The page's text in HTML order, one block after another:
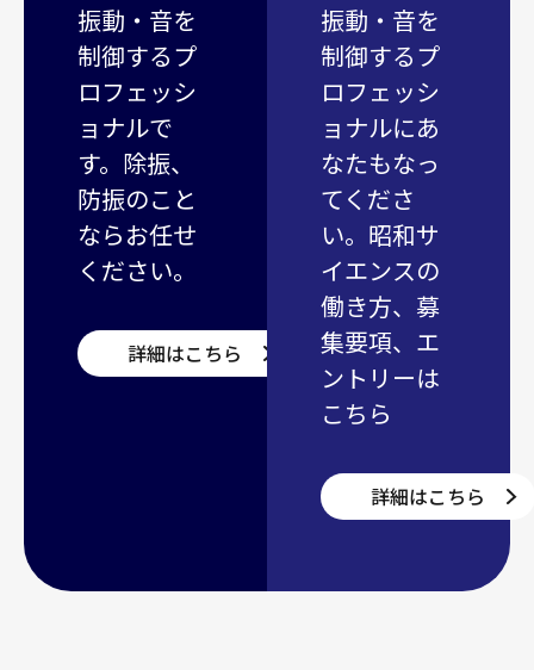
振動・音を
制御するプ
ロフェッシ
ョナルで
す。除振、
防振のこと
ならお任せ
ください。
詳細はこちら
振動・音を
制御するプ
ロフェッシ
ョナルにあ
なたもなっ
てくださ
い。昭和サ
イエンスの
働き方、募
集要項、エ
ントリーは
こちら
詳細はこちら